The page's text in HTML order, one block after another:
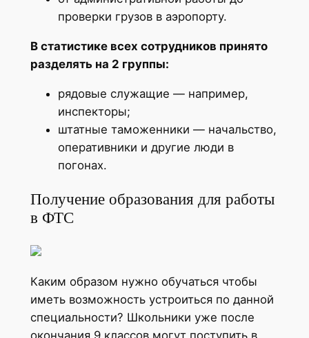
проверки грузов в аэропорту.
В статистике всех сотрудников принято
разделять на 2 группы:
рядовые служащие — например,
инспекторы;
штатные таможенники — начальство,
оперативники и другие люди в
погонах.
Получение образования для работы
в ФТС
Каким образом нужно обучаться чтобы
иметь возможность устроиться по данной
специальности? Школьники уже после
окончания 9 классов могут поступить в